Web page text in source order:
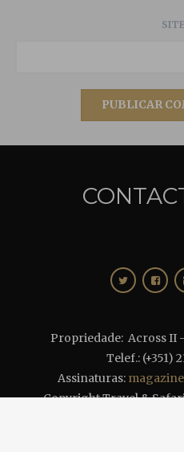
SITE
Propriedade: Across II
Telef.: (+351)
Assinaturas:
Copyright Travel &